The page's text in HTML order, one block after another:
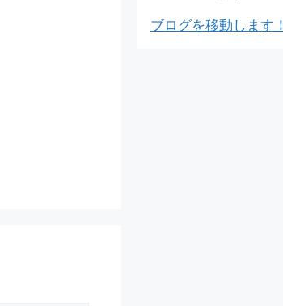
ブログを移動します！